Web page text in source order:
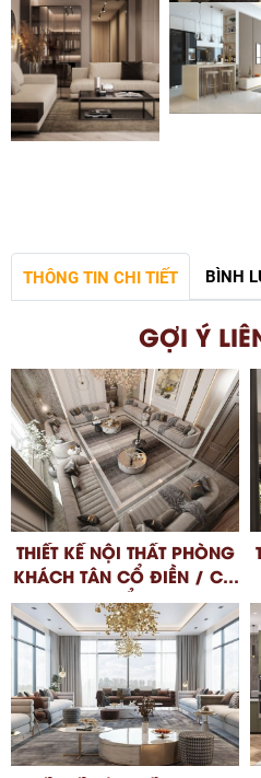
THÔNG TIN CHI TIẾT BÌNH
GỢI Ý
THIẾT KẾ NỘI THẤT PHÒNG
KHÁCH TÂN CỔ ĐIỀN / CỔ
ĐIỂN